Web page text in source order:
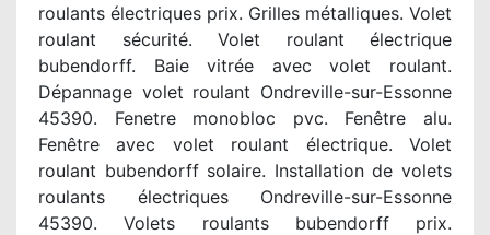
roulants électriques prix. Grilles métalliques. Volet
roulant sécurité. Volet roulant électrique
bubendorff. Baie vitrée avec volet roulant.
Dépannage volet roulant Ondreville-sur-Essonne
45390. Fenetre monobloc pvc. Fenêtre alu.
Fenêtre avec volet roulant électrique. Volet
roulant bubendorff solaire. Installation de volets
roulants électriques Ondreville-sur-Essonne
45390. Volets roulants bubendorff prix.